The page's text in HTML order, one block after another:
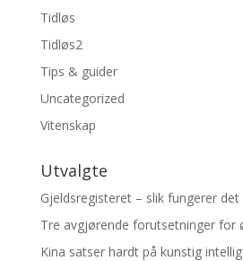
Tidløs
Tidløs2
Tips & guider
Uncategorized
Vitenskap
Utvalgte
Gjeldsregisteret – slik fungerer det
Tre avgjørende forutsetninger for
Kina satser hardt på kunstig